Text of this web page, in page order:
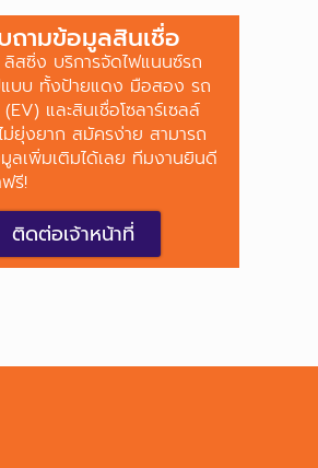
ถามข้อมูลสินเชื่อ
ซิ่ง บริการจัดไฟแนนซ์รถ
บบ ทั้งป้ายแดง มือสอง รถ
และสินเชื่อโซลาร์เซลล์
ยุ่งยาก สมัครง่าย สามารถ
ลเพิ่มเติมได้เลย ทีมงานยินดี
รี!
ติดต่อเจ้าหน้าที่